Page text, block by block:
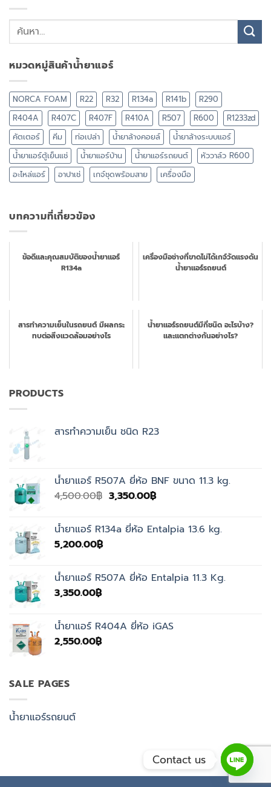
หมวดหมู่สินค้าน้ำยาแอร์
NORCA FOAM R22 R32 R134a R141b
R290
R404A
R407C R407F R410A R507 R600
R1233zd
คัตเตอร์
คีม ท่อเปล่า น้ำยาล้างคอยล์
น้ำยาล้างระบบแอร์
น้ำยาแอร์ตู้เย็นแช่
น้ำยาแอร์บ้าน น้ำยาแอร์รถยนต์
หัววาล์ว R600
อะไหล่แอร์
อาปาเช่ เกจ์ชุดพร้อมสาย เครื่องมือ
บทความที่เกี่ยวข้อง
ข้อดีและคุณสมบัติของน้ำยาแอร์
R134a
เครื่องมือช่างที่ขาดไม่ได้เกจ์วัดแรงดัน
น้ำยาแอร์รถยนต์
สารทำความเย็นในรถยนต์ มีผลกระ
ทบต่อสิ่งแวดล้อมอย่างไร
น้ำยาแอร์รถยนต์มีกี่ชนิด อะไรบ้าง?
และแตกต่างกันอย่างไร?
PRODUCTS
สารทำความเย็น ชนิด R23
น้ำยาแอร์ R507A ยี่ห้อ BNF ขนาด 11.3 kg.
4,500.00฿ Original
4,500.00฿.
3,350.00฿Current
3,350.00฿.
น้ำยาแอร์ R134a ยี่ห้อ Entalpia 13.6 kg.
5,200.00฿
น้ำยาแอร์ R507A ยี่ห้อ Entalpia 11.3 Kg.
3,350.00฿
น้ำยาแอร์ R404A ยี่ห้อ iGAS
2,550.00฿
SALE PAGES
น้ำยาแอร์รถยนต์
Contact us